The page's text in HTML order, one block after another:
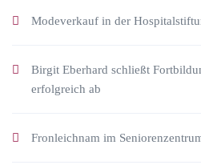
Modeverkauf in der
Birgit Eberhard schließt
erfolgreich ab
Fronleichnam im